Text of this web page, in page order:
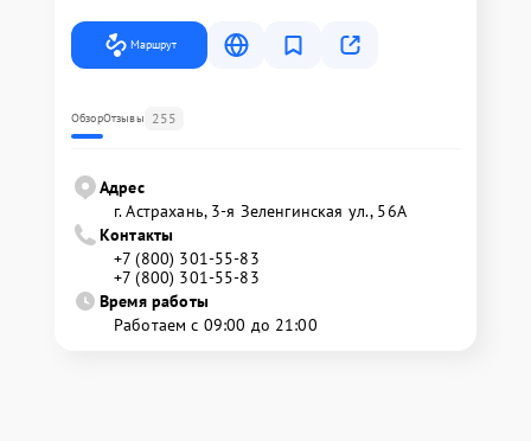
Маршрут
ОбзорОтзывы 255
Адрес
г. Астрахань, 3-я Зеленгинская ул., 56А
Контакты
+7 (800) 301-55-83
+7 (800) 301-55-83
Время работы
Работаем с 09:00 до 21:00